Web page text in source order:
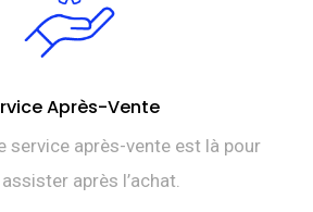
Après-Vente
service après-vente est là pour
après l’achat.